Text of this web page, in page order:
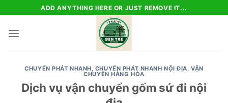
to
content
ADD ANYTHING HERE OR JUST REMOVE IT...
CHUYỂN PHÁT NHANH, CHUYỂN PHÁT NHANH NỘI ĐỊA,VẬN
CHUYỂN HÀNG HÓA
Dịch vụ vận chuyển gốm sứ đi nội